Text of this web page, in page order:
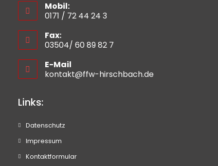
Mobil:
0171 / 72 44 24 3
Fax:
03504/ 60 89 82 7
E-Mail
kontakt@ffw-hirschbach.de
Links:
Datenschutz
Impressum
Kontaktformular